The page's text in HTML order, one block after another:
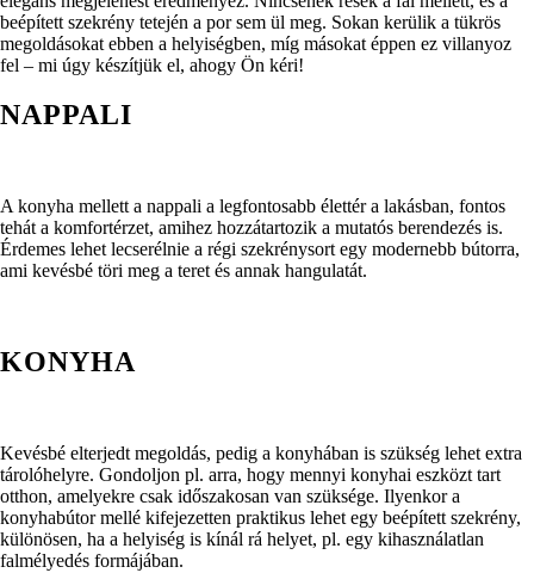
beépített szekrény tetején a por sem ül meg. Sokan kerülik a tükrös
megoldásokat ebben a helyiségben, míg másokat éppen ez villanyoz
fel – mi úgy készítjük el, ahogy Ön kéri!
NAPPALI
A konyha mellett a nappali a legfontosabb élettér a lakásban, fontos
tehát a komfortérzet, amihez hozzátartozik a mutatós berendezés is.
Érdemes lehet lecserélnie a régi szekrénysort egy modernebb bútorra,
ami kevésbé töri meg a teret és annak hangulatát.
KONYHA
Kevésbé elterjedt megoldás, pedig a konyhában is szükség lehet extra
tárolóhelyre. Gondoljon pl. arra, hogy mennyi konyhai eszközt tart
otthon, amelyekre csak időszakosan van szüksége. Ilyenkor a
konyhabútor mellé kifejezetten praktikus lehet egy beépített szekrény,
különösen, ha a helyiség is kínál rá helyet, pl. egy kihasználatlan
falmélyedés formájában.